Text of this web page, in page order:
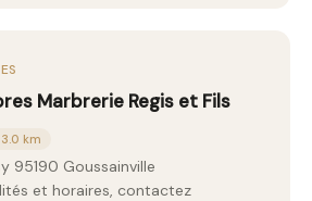
Marbrerie Regis et Fils
km
95190 Goussainville
et horaires, contactez